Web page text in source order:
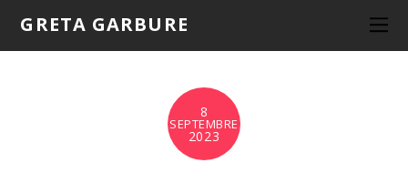
GRETA GARBURE
8
SEPTEMBRE
2023